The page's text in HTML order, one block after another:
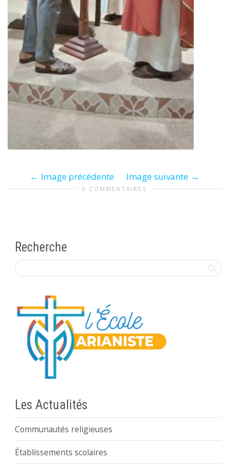
Image précédente Image suivante
0 COMMENTAIRES
Recherche
Les Actualités
Communautés religieuses
Établissements scolaires